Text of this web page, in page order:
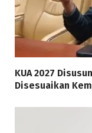
KUA 2027
Disesuaikan